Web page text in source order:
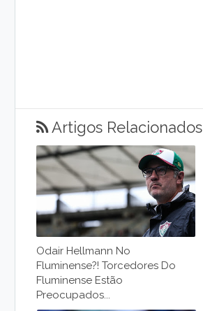
Artigos Relacionados
Odair Hellmann No
Fluminense?! Torcedores Do
Fluminense Estão
Preocupados...